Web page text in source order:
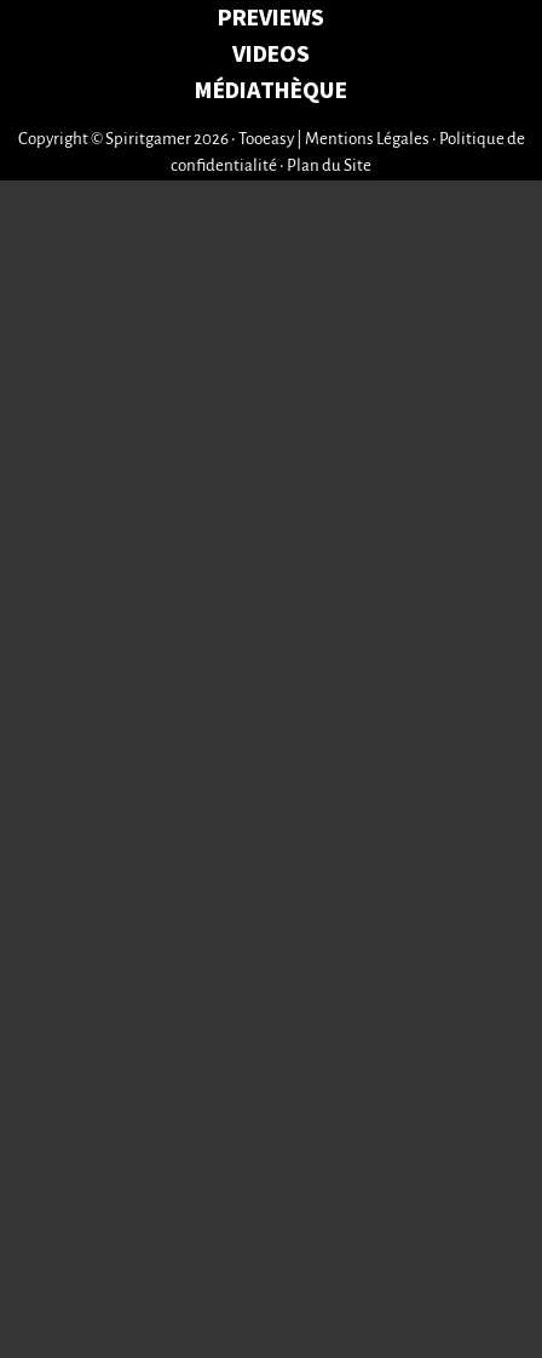
PREVIEWS
VIDEOS
MÉDIATHÈQUE
Copyright © Spiritgamer 2026 • Tooeasy Mentions Légales • Politique de
confidentialité • Plan du Site